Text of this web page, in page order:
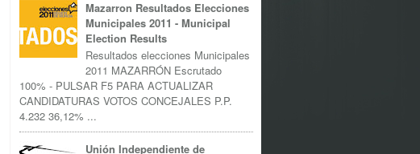
Mazarron Resultados Elecciones
Municipales 2011 - Municipal
Election Results
Resultados elecciones Municipales
2011 MAZARRÓN Escrutado
100% - PULSAR F5 PARA ACTUALIZAR
CANDIDATURAS VOTOS CONCEJALES P.P.
4.232 36,12% ...
Unión Independiente de